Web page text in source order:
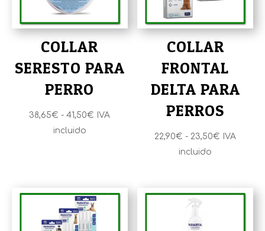
COLLAR
SERESTO PARA
PERRO
38,65€ - 41,50€ Rango
hasta
41,50€
IVA
incluido
COLLAR
FRONTAL
DELTA PARA
PERROS
22,90€ - 23,50€ Rango
22,90€
IVA
incluido